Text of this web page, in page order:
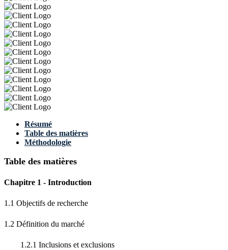
Résumé
Table des matières
Méthodologie
Table des matières
Chapitre 1 - Introduction
1.1 Objectifs de recherche
1.2 Définition du marché
1.2.1 Inclusions et exclusions